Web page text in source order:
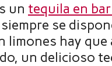
un tequila en
se
limones hay
un delicioso